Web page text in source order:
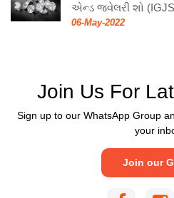
એન્ડ જ્વેલરી શો
06-May-2022
Join Us For
Sign up to our WhatsApp Group
your
Join our